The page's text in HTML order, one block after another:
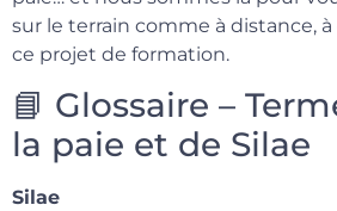
sur le terrain comme à distance,
ce projet de formation.
📘 Glossaire –
la paie et de Silae
Silae